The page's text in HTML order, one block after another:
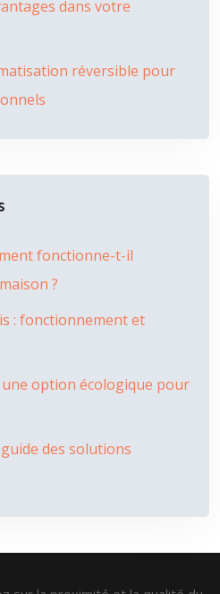
dans votre
réversible pour
fonctionne-t-il
?
: fonctionnement et
option écologique pour
des solutions